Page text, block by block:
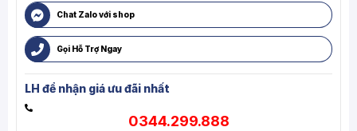
Chat Zalo với shop
Gọi Hỗ Trợ Ngay
LH để nhận giá ưu đãi nhất
0344.299.888